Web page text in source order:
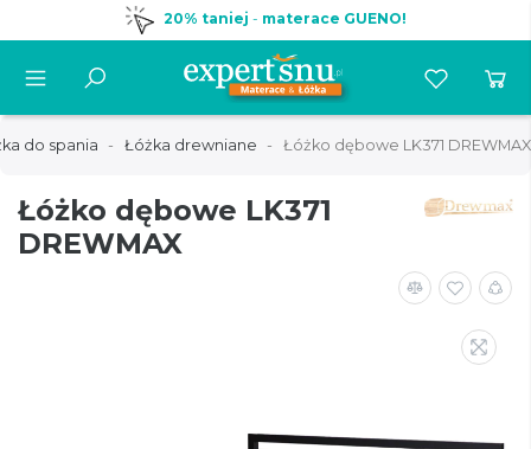
20% taniej - materace GUENO!
do spania Łóżka drewniane Łóżko dębowe LK371 DREWMAX
Łóżko dębowe LK371
DREWMAX